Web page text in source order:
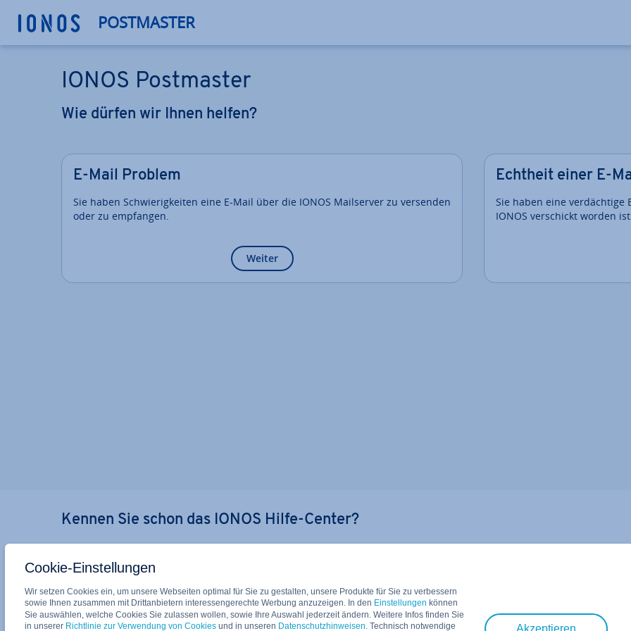
POSTMASTER
IONOS Postmaster
Wie dürfen wir Ihnen helfen?
E-Mail Problem
Sie haben Schwierigkeiten eine E-Mail über die IONOS Mailserver zu versenden
oder zu empfangen.
Weiter
Echtheit einer E-
Sie haben eine verdächtige
IONOS verschickt worden
Kennen Sie schon das IONOS Hilfe-Center?
Hilfestellungen im IONOS Hilfe-Center.
Zum IONOS Hilfe-Center
Cookie-Einstellungen
Wir setzen Cookies ein, um unsere Webseiten optimal für Sie zu gestalten, unsere Produkte für Sie zu verbessern
sowie Ihnen zusammen mit Drittanbietern interessengerechte Werbung anzuzeigen. In den Einstellungen können
Sie auswählen, welche Cookies Sie zulassen wollen, sowie Ihre Auswahl jederzeit ändern. Weitere Infos finden Sie
in unserer Richtlinie zur Verwendung von Cookiesund in unseren Datenschutzhinweisen . Technisch notwendige Akzeptieren